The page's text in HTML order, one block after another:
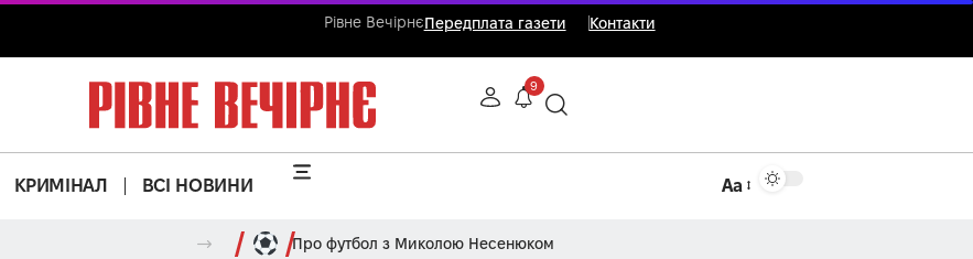
Рівне ВечірнєПередплата газети Контакти
9
КРИМІНАЛ ВСІ НОВИНИ Аа
Про футбол з Миколою Несенюком